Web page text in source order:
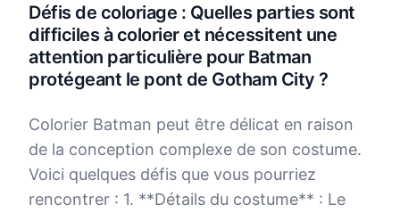
Défis de coloriage : Quelles parties sont
difficiles à colorier et nécessitent une
attention particulière pour Batman
protégeant le pont de Gotham City ?
Colorier Batman peut être délicat en raison
de la conception complexe de son costume.
Voici quelques défis que vous pourriez
rencontrer : 1. **Détails du costume** : Le